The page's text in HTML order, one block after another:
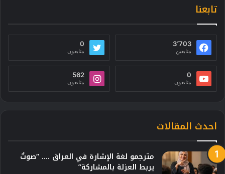
تابعنا
3٬703
متابعين
0
متابعون
0
متابعون
562
متابعون
احدث المقالات
مترجمو لغة الإشارة في العراق …. “صوتٌ
يربط العزلة بالمشاركة”